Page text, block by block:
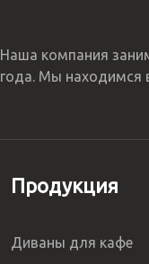
Наша компания
года. Мы находимся
Продукция
Диваны для кафе